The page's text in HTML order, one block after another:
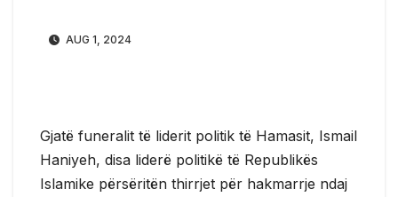
AUG 1, 2024
Gjatë funeralit të liderit politik të Hamasit, Ismail
Haniyeh, disa liderë politikë të Republikës
Islamike përsëritën thirrjet për hakmarrje ndaj